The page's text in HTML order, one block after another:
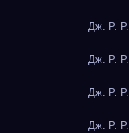
Дж. Р.
Дж. Р.
Дж. Р.
Дж. Р.